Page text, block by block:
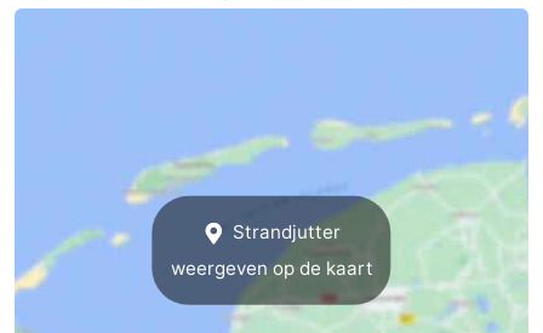
Strandjutter
weergeven op de kaart